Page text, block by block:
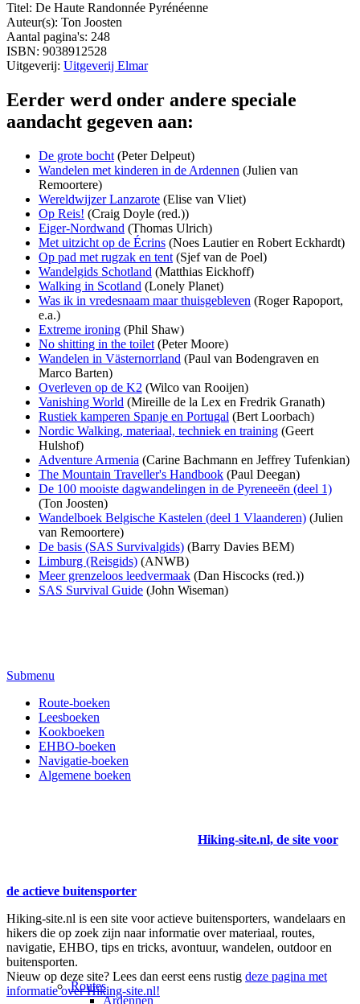
Titel: De Haute Randonnée Pyrénéenne
Auteur(s): Ton Joosten
Aantal pagina's: 248
ISBN: 9038912528
Uitgeverij: Uitgeverij Elmar
Eerder werd onder andere speciale
aandacht gegeven aan:
De grote bocht (Peter Delpeut)
Wandelen met kinderen in de Ardennen (Julien van
Remoortere)
Wereldwijzer Lanzarote (Elise van Vliet)
Op Reis! (Craig Doyle (red.))
Eiger-Nordwand (Thomas Ulrich)
Met uitzicht op de Écrins (Noes Lautier en Robert Eckhardt)
Op pad met rugzak en tent (Sjef van de Poel)
Wandelgids Schotland (Matthias Eickhoff)
Walking in Scotland (Lonely Planet)
Was ik in vredesnaam maar thuisgebleven (Roger Rapoport,
e.a.)
Extreme ironing (Phil Shaw)
No shitting in the toilet (Peter Moore)
Wandelen in Västernorrland (Paul van Bodengraven en
Marco Barten)
Overleven op de K2 (Wilco van Rooijen)
Vanishing World (Mireille de la Lex en Fredrik Granath)
Rustiek kamperen Spanje en Portugal (Bert Loorbach)
Nordic Walking, materiaal, techniek en training (Geert
Hulshof)
Adventure Armenia (Carine Bachmann en Jeffrey Tufenkian)
The Mountain Traveller's Handbook (Paul Deegan)
De 100 mooiste dagwandelingen in de Pyreneeën (deel 1)
(Ton Joosten)
Wandelboek Belgische Kastelen (deel 1 Vlaanderen) (Julien
van Remoortere)
De basis (SAS Survivalgids) (Barry Davies BEM)
Limburg (Reisgids) (ANWB)
Meer grenzeloos leedvermaak (Dan Hiscocks (red.))
SAS Survival Guide (John Wiseman)
Submenu
Route-boeken
Leesboeken
Kookboeken
EHBO-boeken
Navigatie-boeken
Algemene boeken
Hiking-site.nl, de site voor
de actieve buitensporter
Hiking-site.nl is een site voor actieve buitensporters, wandelaars en
hikers die op zoek zijn naar informatie over materiaal, routes,
navigatie, EHBO, tips en tricks, avontuur, wandelen, outdoor en
buitensporten.
Nieuw op deze site? Lees dan eerst eens rustig deze pagina met
informatie over Hiking-site.nl!
Routes
Ardennen